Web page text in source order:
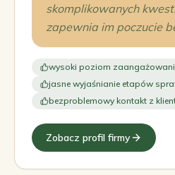
skomplikowanych
zapewnia im poczucie
wysoki poziom
jasne wyjaśnianie etapów
bezproblemowy kontakt z
Zobacz profil firmy